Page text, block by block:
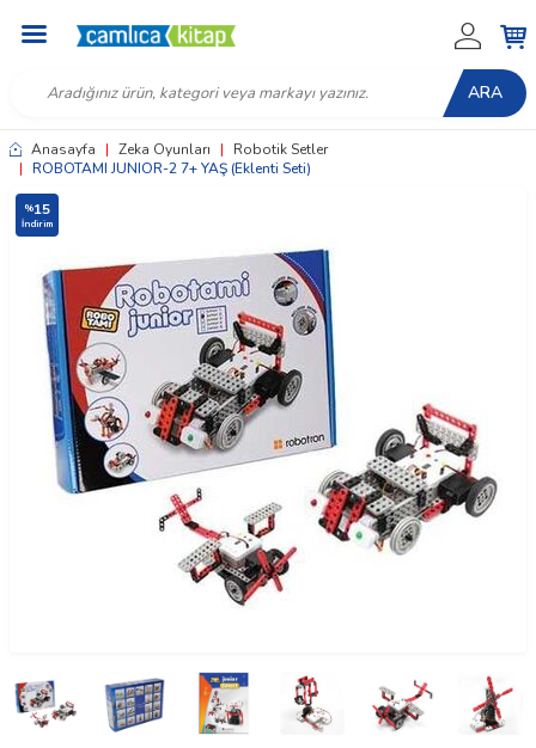
ARA
Anasayfa | Zeka Oyunları |
Robotik Setler
| ROBOTAMI JUNIOR-2 7+ YAŞ (Eklenti Seti)
%15
İndirim